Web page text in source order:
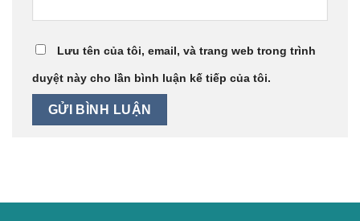
Lưu tên của tôi, email, và trang web trong trình
duyệt này cho lần bình luận kế tiếp của tôi.